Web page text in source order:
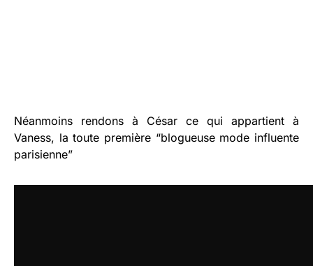
Néanmoins rendons à César ce qui appartient à
Vaness, la toute première “blogueuse mode influente
parisienne”